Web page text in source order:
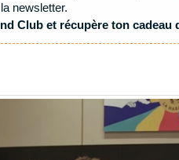
newsletter.
Club et récupère ton cadeau